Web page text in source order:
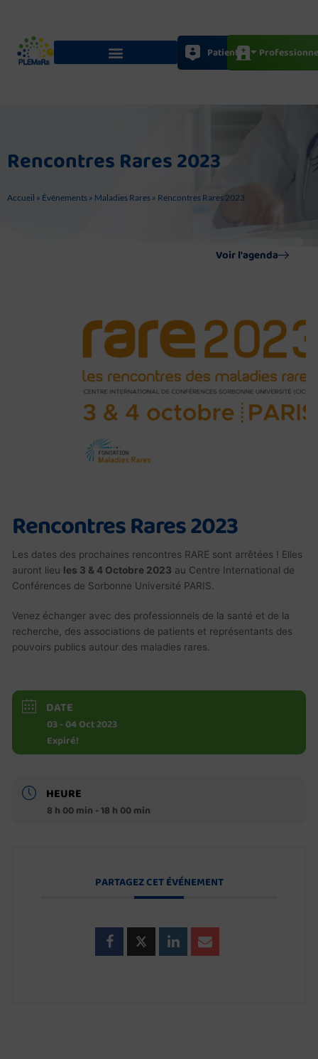
contenu
Patients
Rencontres Rares 2023
Accueil » Événements » Maladies Rares » Rencontres Rares 2023
Voir l'agenda
Rencontres Rares 2023
Les dates des prochaines rencontres RARE sont arrêtées ! Elles
auront lieu les 3 & 4 Octobre 2023 au Centre International de
Conférences de Sorbonne Université PARIS.
Venez échanger avec des professionnels de la santé et de la
recherche, des associations de patients et représentants des
pouvoirs publics autour des maladies rares.
DATE
03 - 04 Oct 2023
Expiré!
HEURE
8 h 00 min - 18 h 00 min
PARTAGEZ CET ÉVÉNEMENT